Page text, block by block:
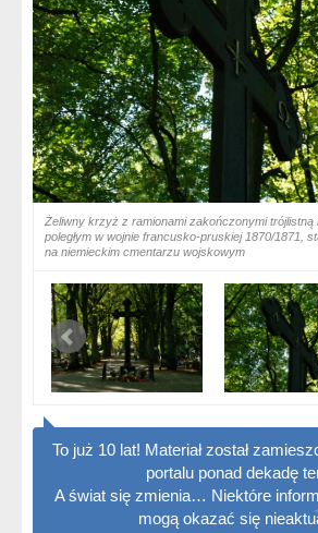
Żeliwny krzyż z ramionami zakończonymi
poległym w wojnie francusko-pruskiej 1870/1871,
na niemieckim cmentarzu wojskowym
To już 10 lat! Materiał został
portalu ponad dekadę
A świat się zmienia… Niektóre
mogą okazać się